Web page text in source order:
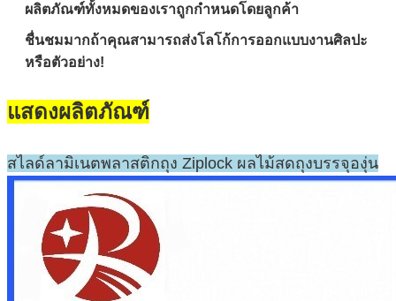
ผลิตภัณฑ์ทั้งหมดของเราถูกกำหนดโดยลูกค้า
ชื่นชมมากถ้าคุณสามารถส่งโลโก้การออกแบบงานศิลปะ
หรือตัวอย่าง!
แสดงผลิตภัณฑ์
สไลด์ลามิเนตพลาสติกถุง Ziplock ผลไม้สดถุงบรรจุองุ่น